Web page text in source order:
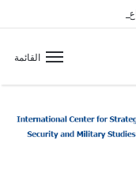
مشترك
القائمة